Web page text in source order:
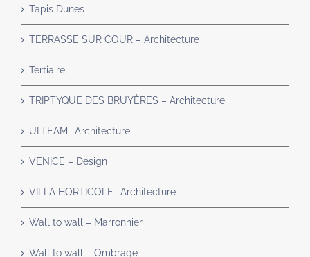
Tapis Dunes
TERRASSE SUR COUR – Architecture
Tertiaire
TRIPTYQUE DES BRUYÈRES – Architecture
ULTEAM- Architecture
VENICE – Design
VILLA HORTICOLE- Architecture
Wall to wall – Marronnier
Wall to wall – Ombrage